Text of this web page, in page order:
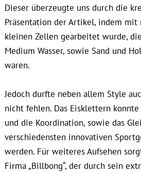
Dieser überzeugte uns durch die
Präsentation der Artikel, indem mit
kleinen Zellen gearbeitet wurde,
Medium Wasser, sowie Sand und
waren.
Jedoch durfte neben allem Style
nicht fehlen. Das Eisklettern
und die Koordination, sowie das
verschiedensten innovativen
werden. Für weiteres Aufsehen
Firma „Billbong“, der durch sein